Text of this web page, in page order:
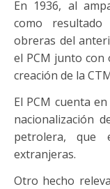
En 1936, al
como resultado
obreras del
el PCM junto con
creación de la
El PCM cuenta
nacionalización
petrolera, que
extranjeras.
Otro hecho